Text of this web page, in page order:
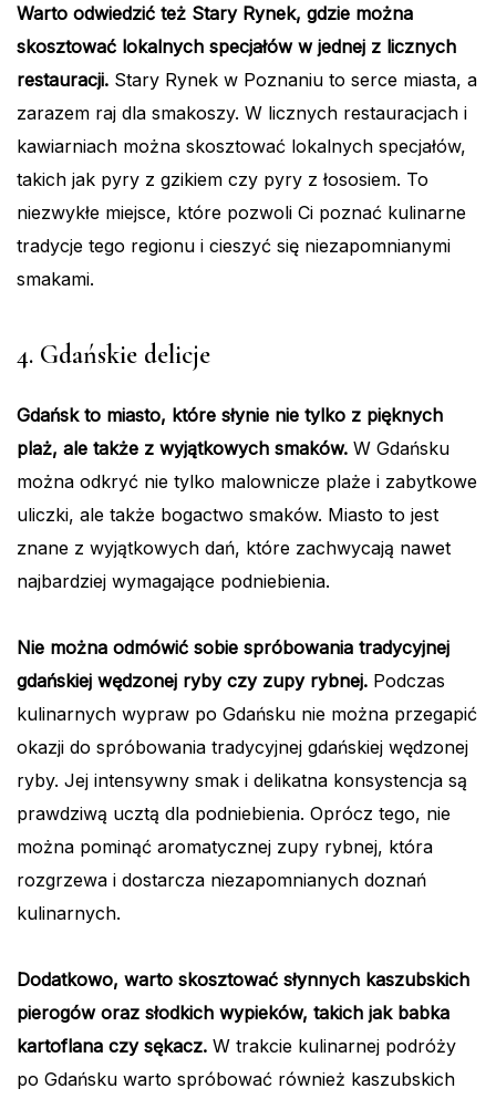
Warto odwiedzić też Stary Rynek, gdzie można
skosztować lokalnych specjałów w jednej z licznych
restauracji. Stary Rynek w Poznaniu to serce miasta, a
zarazem raj dla smakoszy. W licznych restauracjach i
kawiarniach można skosztować lokalnych specjałów,
takich jak pyry z gzikiem czy pyry z łososiem. To
niezwykłe miejsce, które pozwoli Ci poznać kulinarne
tradycje tego regionu i cieszyć się niezapomnianymi
smakami.
4. Gdańskie delicje
Gdańsk to miasto, które słynie nie tylko z pięknych
plaż, ale także z wyjątkowych smaków. W Gdańsku
można odkryć nie tylko malownicze plaże i zabytkowe
uliczki, ale także bogactwo smaków. Miasto to jest
znane z wyjątkowych dań, które zachwycają nawet
najbardziej wymagające podniebienia.
Nie można odmówić sobie spróbowania tradycyjnej
gdańskiej wędzonej ryby czy zupy rybnej. Podczas
kulinarnych wypraw po Gdańsku nie można przegapić
okazji do spróbowania tradycyjnej gdańskiej wędzonej
ryby. Jej intensywny smak i delikatna konsystencja są
prawdziwą ucztą dla podniebienia. Oprócz tego, nie
można pominąć aromatycznej zupy rybnej, która
rozgrzewa i dostarcza niezapomnianych doznań
kulinarnych.
Dodatkowo, warto skosztować słynnych kaszubskich
pierogów oraz słodkich wypieków, takich jak babka
kartoflana czy sękacz. W trakcie kulinarnej podróży
po Gdańsku warto spróbować również kaszubskich